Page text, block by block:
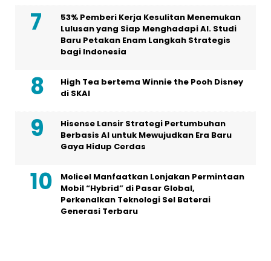
dan Singapura
53% Pemberi Kerja Kesulitan Menemukan
Lulusan yang Siap Menghadapi AI. Studi
bagi Indonesia
di SKAI
Hisense Lansir Strategi Pertumbuhan
Gaya Hidup Cerdas
Molicel Manfaatkan Lonjakan Permintaan
Mobil “Hybrid” di Pasar Global,